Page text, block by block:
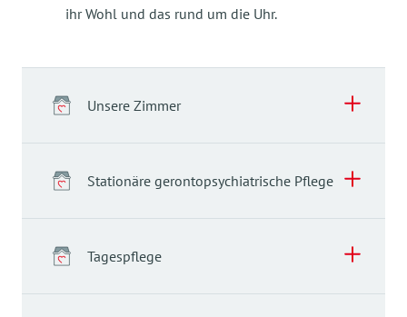
ihr Wohl und das rund um die Uhr.
Unsere Zimmer
Stationäre gerontopsychiatrische Pflege
Tagespflege